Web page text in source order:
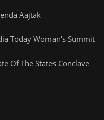
Aajtak
Today Woman's Summit
Of The States Conclave